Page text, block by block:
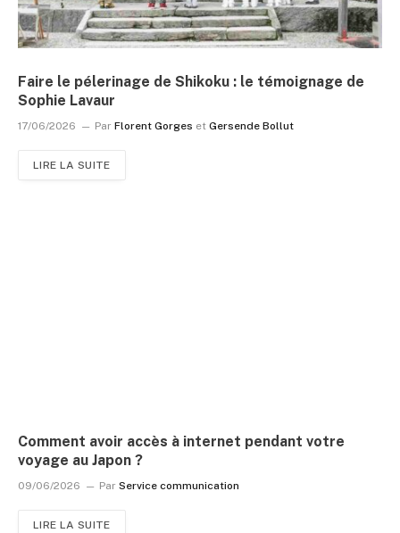
Faire le pélerinage de Shikoku : le témoignage de
Sophie Lavaur
17/06/2026 Par Florent Gorges et Gersende Bollut
LIRE LA SUITE
Comment avoir accès à internet pendant votre
voyage au Japon ?
09/06/2026 Par Service communication
LIRE LA SUITE